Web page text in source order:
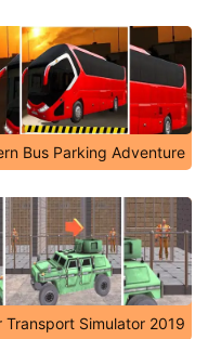
Bus Parking Adventure
Transport Simulator 2019